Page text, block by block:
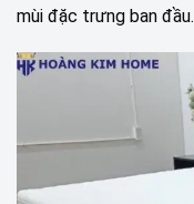
mùi đặc trưng ban đầu.